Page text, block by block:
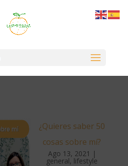
¿Quieres saber 50
cosas sobre mí?
Ago 13, 2021 |
general, lifestyle